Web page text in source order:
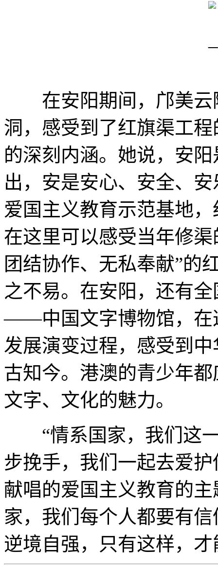
在安阳期间，邝美云
洞，感受到了红旗渠工
的深刻内涵。她说，安
出，安是安心、安全、
爱国主义教育示范基地
在这里可以感受当年修
团结协作、无私奉献”的
之不易。在安阳，还有
——中国文字博物馆，在
发展演变过程，感受到
古知今。港澳的青少年
文字、文化的魅力。
“情系国家，我们这一
步挽手，我们一起去爱
献唱的爱国主义教育的
家，我们每个人都要有
逆境自强，只有这样，